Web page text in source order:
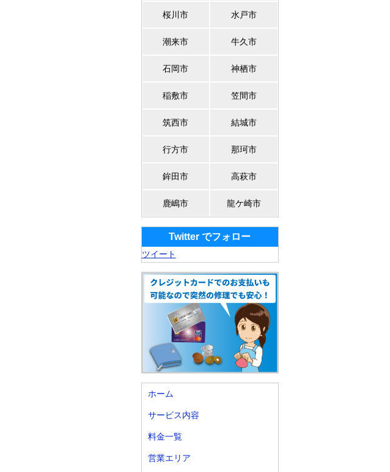
桜川市 水戸市
潮来市 牛久市
石岡市 神栖市
稲敷市 笠間市
筑西市 結城市
行方市 那珂市
鉾田市 高萩市
鹿嶋市 龍ケ崎市
Twitter でフォロー
ツイート
ホーム
サービス内容
料金一覧
営業エリア